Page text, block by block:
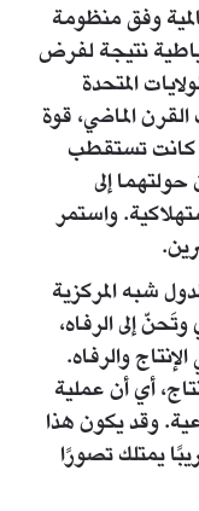
وفق منظومة
نتيجة لفرض
المتحدة
الماضي، قوة
كانت تستقطب
حولتهما إلى
واستمر
شبه المركزية
إلى الرفاه،
والرفاه.
أي أن عملية
وقد يكون هذا
يمتلك تصورًا